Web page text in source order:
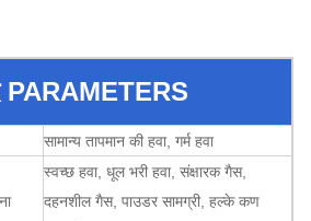
PARAMETERS
सामान्य तापमान की हवा, गर्म हवा
स्वच्छ हवा, धूल भरी हवा, संक्षारक गैस,
दहनशील गैस, पाउडर सामग्री, हल्के कण